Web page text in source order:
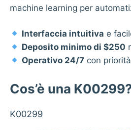
machine learning per
Interfaccia intuitiva e
Deposito minimo di $250
Operativo 24/7 con
Cos’è una
K00299